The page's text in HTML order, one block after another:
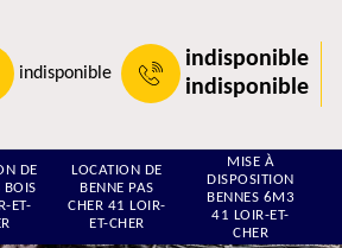
indisponible
indisponible
indisponible
DE
BOIS
ET-
LOCATION DE
BENNE PAS
CHER 41 LOIR-
ET-CHER
MISE À
DISPOSITION
BENNES 6M3
41 LOIR-ET-
CHER